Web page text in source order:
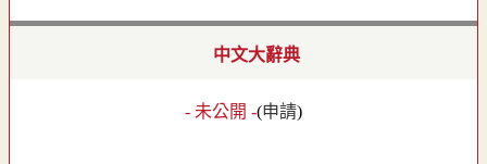
中文大辭典
- 未公開 -(申請)